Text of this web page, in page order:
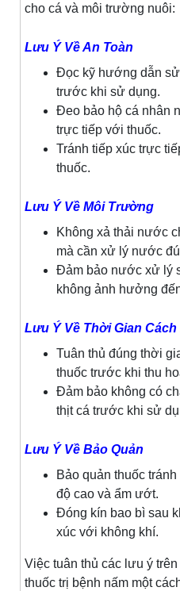
cho cá và môi trường nuôi:
Lưu Ý Về An Toàn
Đọc kỹ hướng dẫn
trước khi sử dụng.
Đeo bảo hộ cá nhân
trực tiếp với thuốc.
Tránh tiếp xúc trực
thuốc.
Lưu Ý Về Môi Trường
Không xả thải nước
mà cần xử lý nước
Đảm bảo nước xử lý
không ảnh hưởng
Lưu Ý Về Thời Gian Cách
Tuân thủ đúng thời
thuốc trước khi thu
Đảm bảo không có
thịt cá trước khi sử
Lưu Ý Về Bảo Quản
Bảo quản thuốc
độ cao và ẩm ướt.
Đóng kín bao bì sau
xúc với không khí.
Việc tuân thủ các lưu ý
thuốc trị bệnh nấm một